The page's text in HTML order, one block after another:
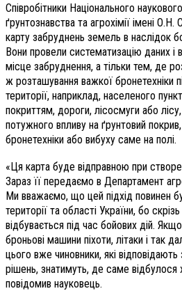
Співробітники Національного
ґрунтознавства та агрохімії імені
карту забруднень земель в наслідок
Вони провели систематизацію даних
місце забруднення, а тільки тем, де
ж розташування важкої бронетехніки
території, наприклад, населеного
покриттям, дороги, лісосмуги або
потужного впливу на ґрунтовий
бронетехніки або вибуху саме на полі.
«Ця карта буде відправною при
Зараз її передаємо в Департамент
Ми вважаємо, що цей підхід повинен
території та області України, бо
відбувається під час бойових дій.
броньові машини піхоти, літаки і так
цього вже чиновники, які
рішень, знатимуть, де саме відбулося
повідомив науковець.